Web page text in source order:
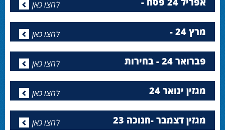
לחצו כאן
מרץ 24 - לחצו כאן
פברואר 24 - בחירות לחצו כאן
מגזין ינואר 24 לחצו כאן
מגזין דצמבר -חנוכה 23 לחצו כאן